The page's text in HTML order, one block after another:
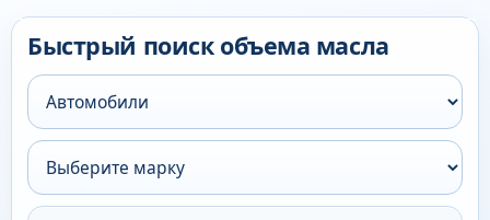
Быстрый поиск объема масла